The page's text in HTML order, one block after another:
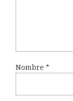
Nombre *